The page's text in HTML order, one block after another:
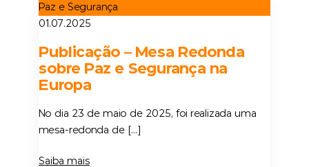
Paz e Segurança
01.07.2025
Publicação – Mesa Redonda
sobre Paz e Segurança na
Europa
No dia 23 de maio de 2025, foi realizada uma
mesa-redonda de […]
Saiba mais